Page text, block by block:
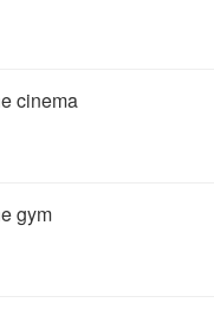
cinema
gym